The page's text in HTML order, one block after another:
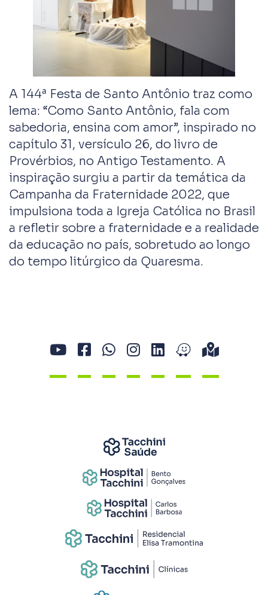
A 144ª Festa de Santo Antônio traz como
lema: “Como Santo Antônio, fala com
sabedoria, ensina com amor”, inspirado no
capítulo 31, versículo 26, do livro de
Provérbios, no Antigo Testamento. A
inspiração surgiu a partir da temática da
Campanha da Fraternidade 2022, que
impulsiona toda a Igreja Católica no Brasil
a refletir sobre a fraternidade e a realidade
da educação no país, sobretudo ao longo
do tempo litúrgico da Quaresma.